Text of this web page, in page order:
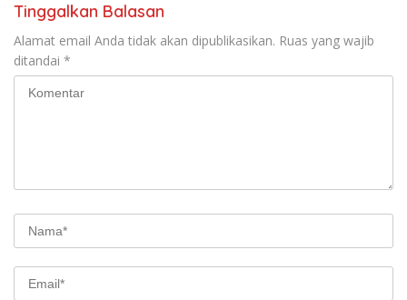
Tinggalkan Balasan
Alamat email Anda tidak akan dipublikasikan. Ruas yang wajib
ditandai *